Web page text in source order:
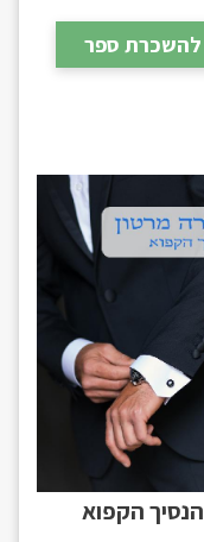
להשכרת ספר
הנסיך הקפוא